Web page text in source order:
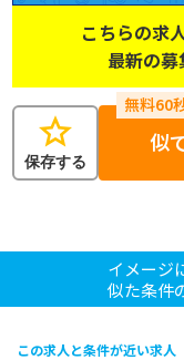
こちらの求
最新の募
star
保存する
似
イメージ
似た条件
この求人と条件が近い求人